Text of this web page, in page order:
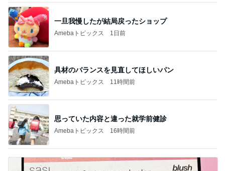
一旦我慢したが結局戻ったショップ
Amebaトピックス 1日前
具材のバランスを見直してほしいパン
Amebaトピックス 11時間前
思っていた内容と違った就学前健診
Amebaトピックス 16時間前